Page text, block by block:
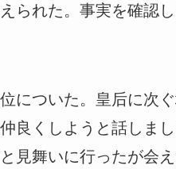
られた。事実を確認
についた。皇后に次
良くしようと話しまし
見舞いに行ったが会